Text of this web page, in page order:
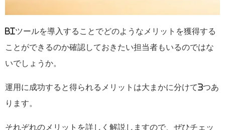
BIツールを導入することでどのようなメリットを獲得する
ことができるのか確認しておきたい担当者もいるのではな
いでしょうか。
運用に成功すると得られるメリットは大まかに分けて3つあ
ります。
それぞれのメリットを詳しく解説しますので、ぜひチェッ